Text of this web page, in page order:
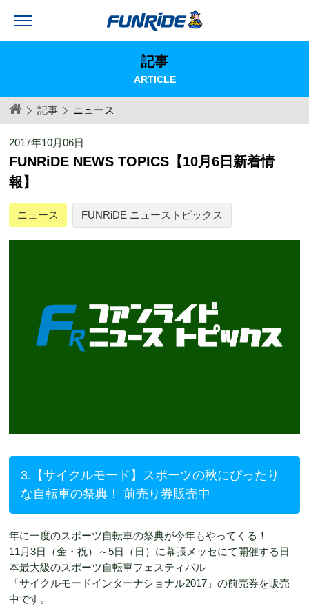
記事
ARTICLE
記事 ニュース
2017年10月06日
FUNRiDE NEWS TOPICS【10月6日新着情
報】
ニュース FUNRiDE ニューストピックス
3.【サイクルモード】スポーツの秋にぴったり
な自転車の祭典！ 前売り券販売中
年に一度のスポーツ自転車の祭典が今年もやってくる！
11月3日（金・祝）～5日（日）に幕張メッセにて開催する日
本最大級のスポーツ自転車フェスティバル
「サイクルモードインターナショナル2017」の前売券を販売
中です。